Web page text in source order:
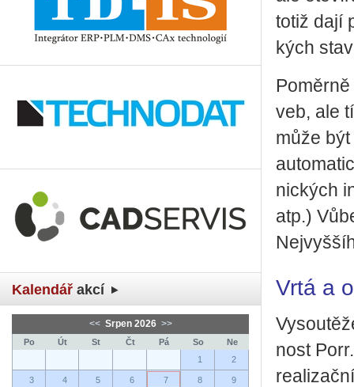
Kalendář akcí
<< Srpen 2026 >>
Po Út St Čt Pá So
Ne
1
2
3 4 5 6 7 8 9
totiž dají
kých
veb, ale
může
nic­kých
atp.)
Vrtá a
nost